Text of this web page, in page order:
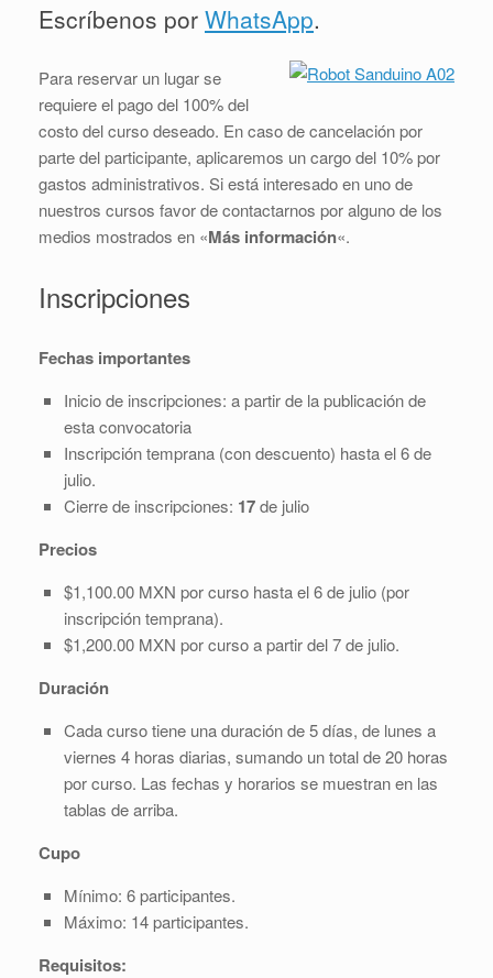
Escríbenos por WhatsApp.
Para reservar un lugar se
requiere el pago del 100% del
costo del curso deseado. En caso de cancelación por
parte del participante, aplicaremos un cargo del 10% por
gastos administrativos. Si está interesado en uno de
nuestros cursos favor de contactarnos por alguno de los
medios mostrados en «Más información«.
Inscripciones
Fechas importantes
Inicio de inscripciones: a partir de la publicación de
esta convocatoria
Inscripción temprana (con descuento) hasta el 6 de
julio.
Cierre de inscripciones: 17de julio
Precios
$1,100.00 MXN por curso hasta el 6 de julio (por
inscripción temprana).
$1,200.00 MXN por curso a partir del 7 de julio.
Duración
Cada curso tiene una duración de 5 días, de lunes a
viernes 4 horas diarias, sumando un total de 20 horas
por curso. Las fechas y horarios se muestran en las
tablas de arriba.
Cupo
Mínimo: 6 participantes.
Máximo: 14 participantes.
Requisitos: